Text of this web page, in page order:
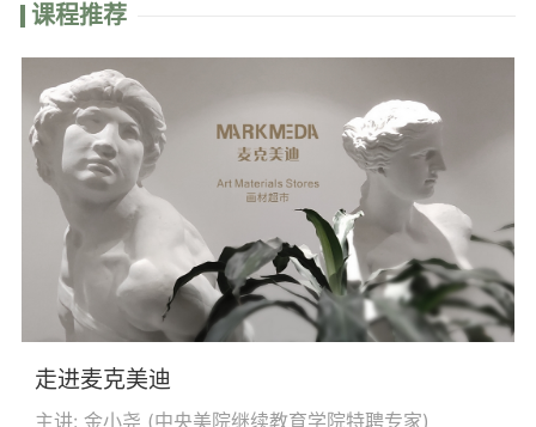
课程推荐
走进麦克美迪
主讲: 金小尧 (中央美院继续教育学院特聘专家)